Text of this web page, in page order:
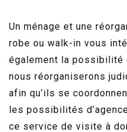
Un ménage et une
robe ou walk-in vous
également la possibilité
nous réorganiserons
afin qu’ils se
les possibilités
ce service de visite à